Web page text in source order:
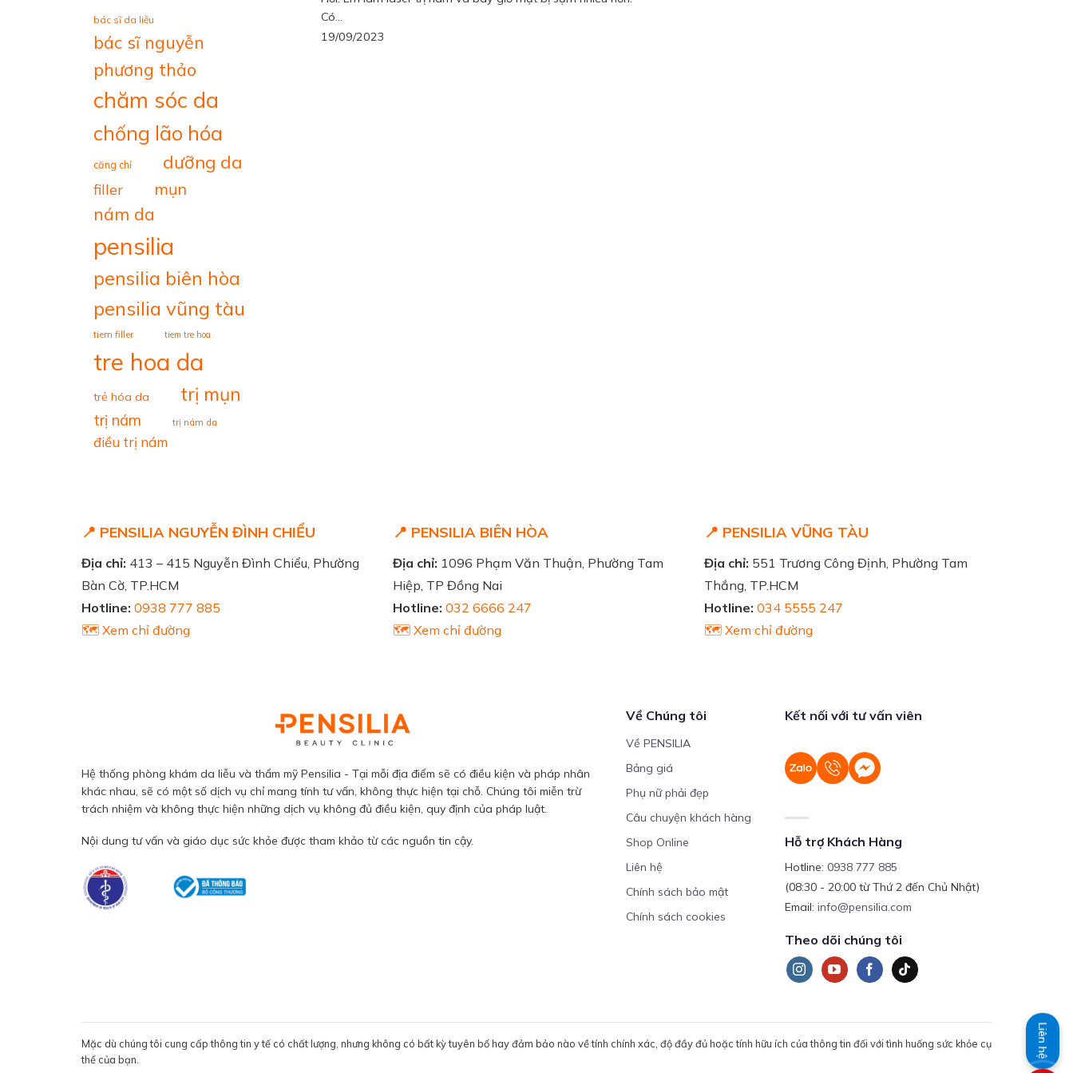
bác sĩ da liễu
bác sĩ nguyễn
phương thảo
chăm sóc da
chống lão hóa
căng chỉ dưỡng da
filler mụn
nám da
pensilia
pensilia biên hòa
pensilia vũng tàu
tiem filler tiem tre hoa
tre hoa da
trẻ hóa da trị mụn
trị nám trị nám da
điều trị nám
Có...
19/09/2023
📍 PENSILIA NGUYỄN ĐÌNH CHIỂU
Địa chỉ: 413 – 415 Nguyễn Đình Chiểu, Phường
Bàn Cờ, TP.HCM
Hotline: 0938 777 885
🗺️ Xem chỉ đường
📍 PENSILIA BIÊN HÒA
Địa chỉ: 1096 Phạm Văn Thuận, Phường Tam
Hiệp, TP Đồng Nai
Hotline: 032 6666 247
🗺️ Xem chỉ đường
📍 PENSILIA VŨNG TÀU
Địa chỉ: 551 Trương Công Định, Phường Tam
Thắng, TP.HCM
Hotline: 034 5555 247
🗺️ Xem chỉ đường
Hệ thống phòng khám da liễu và thẩm mỹ Pensilia - Tại mỗi địa điểm sẽ có điều kiện và pháp nhân
khác nhau, sẽ có một số dịch vụ chỉ mang tính tư vấn, không thực hiện tại chỗ. Chúng tôi miễn trừ
trách nhiệm và không thực hiện những dịch vụ không đủ điều kiện, quy định của pháp luật.
Nội dung tư vấn và giáo dục sức khỏe được tham khảo từ các nguồn tin cậy.
Về Chúng tôi
Về PENSILIA
Bảng giá
Phụ nữ phải đẹp
Câu chuyện khách hàng
Shop Online
Liên hệ
Chính sách bảo mật
Chính sách cookies
Kết nối với tư vấn viên
Hỗ trợ Khách Hàng
Hotline:0938 777 885
(08:30 - 20:00 từ Thứ 2 đến Chủ Nhật)
Email:info@pensilia.com
Theo dõi chúng tôi
Mặc dù chúng tôi cung cấp thông tin y tế có chất lượng, nhưng không có bất kỳ tuyên bố hay đảm bảo nào về tính chính xác, độ đầy đủ hoặc tính hữu ích của thông tin đối với tình huống sức khỏe cụ
thể của bạn.
Liên hệ